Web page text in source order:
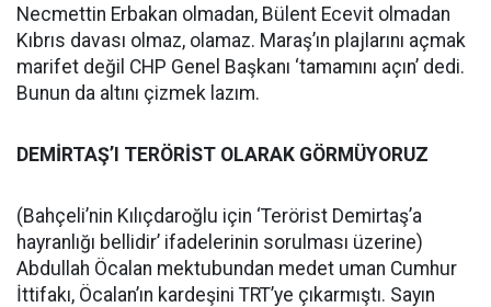
Necmettin Erbakan olmadan, Bülent Ecevit olmadan
Kıbrıs davası olmaz, olamaz. Maraş’ın plajlarını açmak
marifet değil CHP Genel Başkanı ‘tamamını açın’ dedi.
Bunun da altını çizmek lazım.
DEMİRTAŞ’I TERÖRİST OLARAK GÖRMÜYORUZ
(Bahçeli’nin Kılıçdaroğlu için ‘Terörist Demirtaş’a
hayranlığı bellidir’ ifadelerinin sorulması üzerine)
Abdullah Öcalan mektubundan medet uman Cumhur
İttifakı, Öcalan’ın kardeşini TRT’ye çıkarmıştı. Sayın